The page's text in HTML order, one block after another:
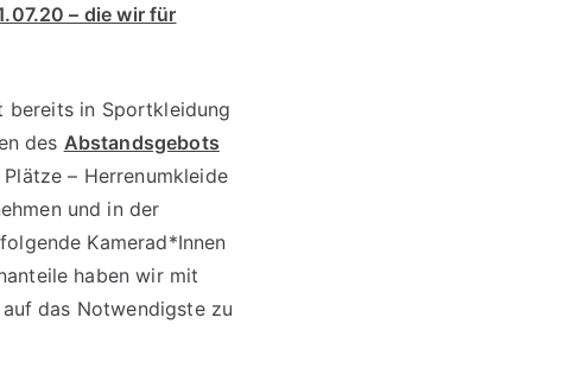
– die wir für
bereits in Sportkleidung
des Abstandsgebots
– Herrenumkleide
und in der
Kamerad*Innen
haben wir mit
das Notwendigste zu